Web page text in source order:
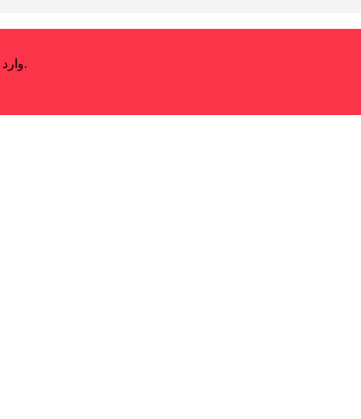
وارد شوید یا یک حساب کاربری جدید ایجاد کنید.